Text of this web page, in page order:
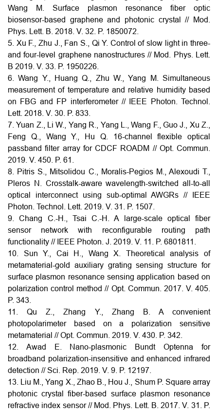
Wang M. Surface plasmon resonance fiber optic
biosensor-based graphene and photonic crystal // Mod.
Phys. Lett. B. 2018. V. 32. P. 1850072.
5. Xu F., Zhu J., Fan S., Qi Y. Control of slow light in three-
and four-level graphene nanostructures // Mod. Phys. Lett.
B 2019. V. 33. P. 1950226.
6. Wang Y., Huang Q., Zhu W., Yang M. Simultaneous
measurement of temperature and relative humidity based
on FBG and FP interferometer // IEEE Photon. Technol.
Lett. 2018. V. 30. P. 833.
7. Yuan Z., Li W., Yang R., Yang L., Wang F., Guo J., Xu Z.,
Feng Q., Wang Y., Hu Q. 16-channel flexible optical
passband filter array for CDCF ROADM // Opt. Commun.
2019. V. 450. P. 61.
8. Pitris S., Mitsolidou C., Moralis-Pegios M., Alexoudi T.,
Pleros N. Crosstalk-aware wavelength-switched all-to-all
optical interconnect using sub-optimal AWGRs // IEEE
Photon. Technol. Lett. 2019. V. 31. P. 1507.
9. Chang C.-H., Tsai C.-H. A large-scale optical fiber
sensor network with reconfigurable routing path
functionality // IEEE Photon. J. 2019. V. 11. P. 6801811.
10. Sun Y., Cai H., Wang X. Theoretical analysis of
metamaterial-gold auxiliary grating sensing structure for
surface plasmon resonance sensing application based on
polarization control method // Opt. Commun. 2017. V. 405.
P. 343.
11. Qu Z., Zhang Y., Zhang B. A convenient
photopolarimeter based on a polarization sensitive
metamaterial // Opt. Commun. 2019. V. 430. P. 342.
12. Awad E. Nano-plasmonic Bundt Optenna for
broadband polarization-insensitive and enhanced infrared
detection // Sci. Rep. 2019. V. 9. P. 12197.
13. Liu M., Yang X., Zhao B., Hou J., Shum P. Square array
photonic crystal fiber-based surface plasmon resonance
refractive index sensor // Mod. Phys. Lett. B. 2017. V. 31. P.